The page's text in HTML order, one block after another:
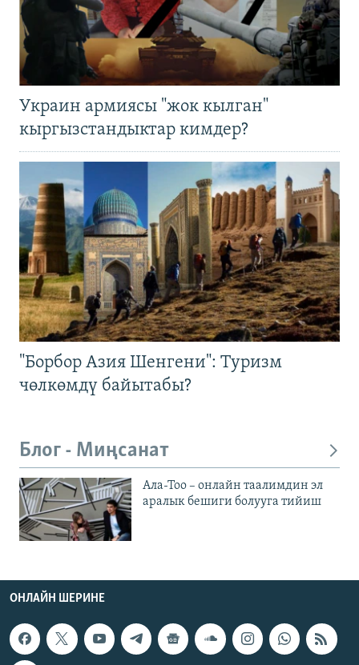
Украин армиясы "жок кылган"
кыргызстандыктар кимдер?
"Борбор Азия Шенгени": Туризм
чөлкөмдү байытабы?
Блог - Миңсанат
Ала-Тоо – онлайн таалимдин эл
аралык бешиги болууга тийиш
ОНЛАЙН ШЕРИНЕ